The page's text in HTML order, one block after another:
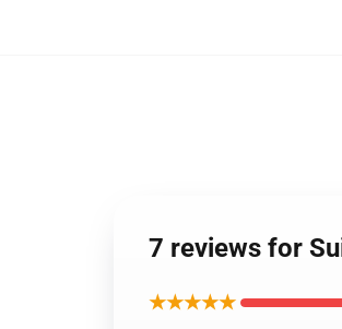
7 reviews for
★★★★★